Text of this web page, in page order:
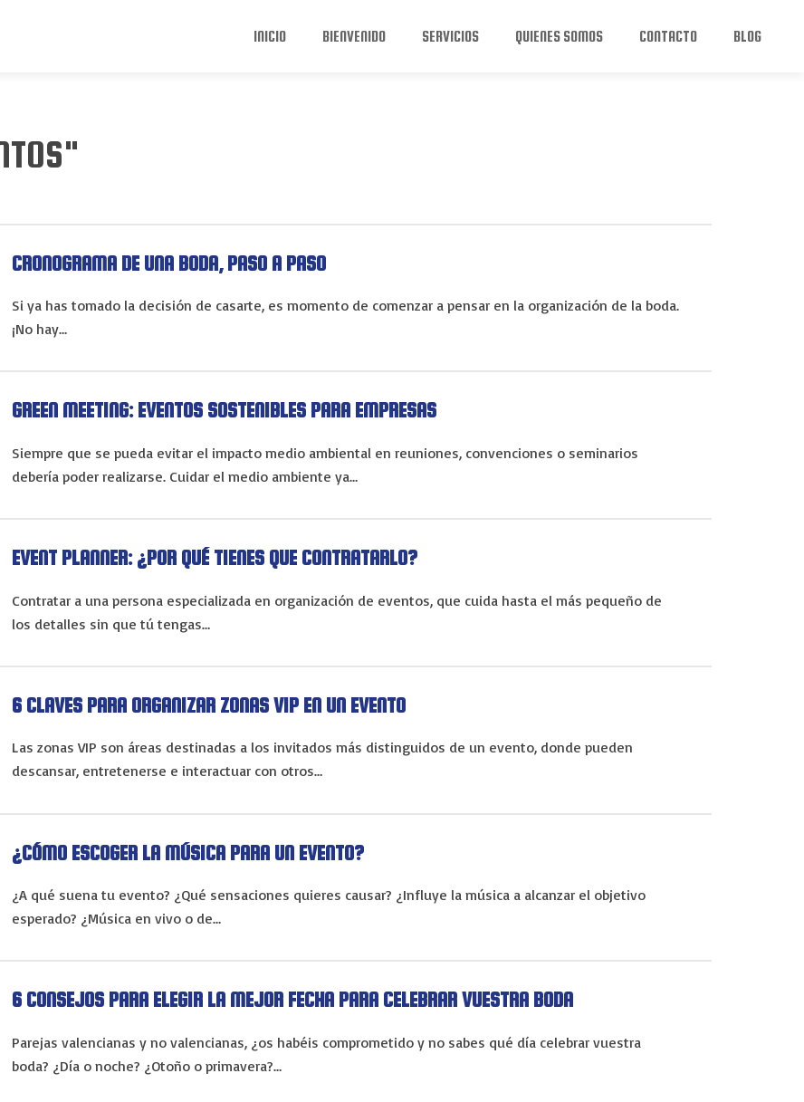
INICIO BIENVENIDO SERVICIOS QUIENES SOMOS CONTACTO BLOG
CRONOGRAMA DE UNA BODA, PASO A PASO
Si ya has tomado la decisión de casarte, es momento de comenzar a pensar en la organización de la boda.
¡No hay…
GREEN MEETING: EVENTOS SOSTENIBLES PARA EMPRESAS
Siempre que se pueda evitar el impacto medio ambiental en reuniones, convenciones o seminarios
debería poder realizarse. Cuidar el medio ambiente ya…
EVENT PLANNER: ¿POR QUÉ TIENES QUE CONTRATARLO?
Contratar a una persona especializada en organización de eventos, que cuida hasta el más pequeño de
los detalles sin que tú tengas…
6 CLAVES PARA ORGANIZAR ZONAS VIP EN UN EVENTO
Las zonas VIP son áreas destinadas a los invitados más distinguidos de un evento, donde pueden
descansar, entretenerse e interactuar con otros…
¿CÓMO ESCOGER LA MÚSICA PARA UN EVENTO?
¿A qué suena tu evento? ¿Qué sensaciones quieres causar? ¿Influye la música a alcanzar el objetivo
esperado? ¿Música en vivo o de…
6 CONSEJOS PARA ELEGIR LA MEJOR FECHA PARA CELEBRAR VUESTRA BODA
Parejas valencianas y no valencianas, ¿os habéis comprometido y no sabes qué día celebrar vuestra
boda? ¿Día o noche? ¿Otoño o primavera?…